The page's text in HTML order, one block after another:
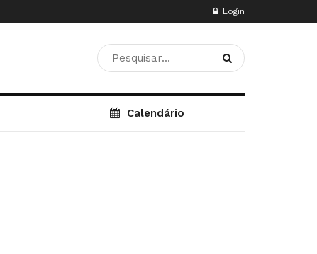
Login
Calendário